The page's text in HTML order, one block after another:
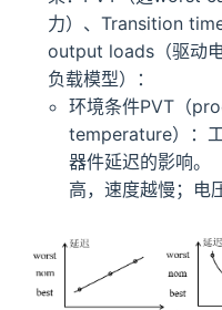
力）、Transition
output loads（驱动
负载模型）：
环境条件PVT（
temperature）：
器件延迟的影响
高，速度越慢；电